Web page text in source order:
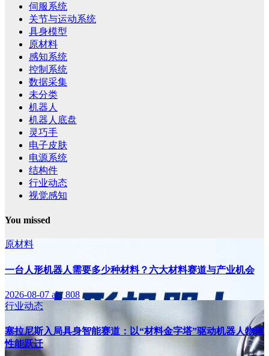
伺服系统
关节与运动系统
具身模型
原材料
感知系统
控制系统
数据采集
未分类
机器人
机器人底盘
灵巧手
电子皮肤
电源系统
结构件
行业动态
视觉感知
You missed
原材料
一台人形机器人需要多少种材料？六大材料赛道与产业机会
2026-08-07 ab, 808
行业动态
塞拉尼斯入局具身智能赛道：以“材料金字塔”驱动机器人物理
性能跃迁